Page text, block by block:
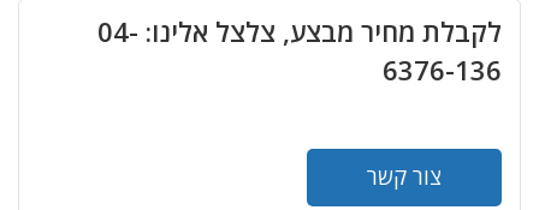
לקבלת מחיר מבצע, צלצל אלינו: 04-
6376-136
צור קשר